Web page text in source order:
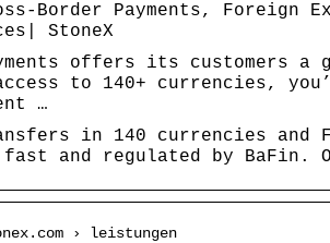
Border Payments, Foreign
StoneX
offers its customers a
to 140+ currencies,
…
in 140 currencies and
and regulated by BaFin.
› leistungen